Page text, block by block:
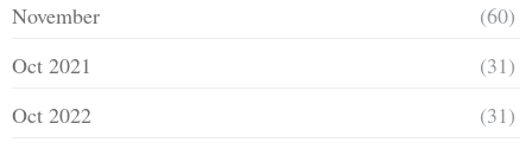
November
(60)
Oct 2021
(31)
Oct 2022
(31)